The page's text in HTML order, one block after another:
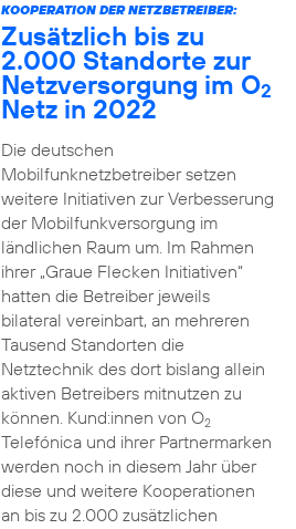
KOOPERATION DER NETZBETREIBER:
Zusätzlich bis zu
2.000 Standorte zur
Netzversorgung im O2
Netz in 2022
Die deutschen
Mobilfunknetzbetreiber setzen
weitere Initiativen zur Verbesserung
der Mobilfunkversorgung im
ländlichen Raum um. Im Rahmen
ihrer „Graue Flecken Initiativen“
hatten die Betreiber jeweils
bilateral vereinbart, an mehreren
Tausend Standorten die
Netztechnik des dort bislang allein
aktiven Betreibers mitnutzen zu
können. Kund:innen von O2
Telefónica und ihrer Partnermarken
werden noch in diesem Jahr über
diese und weitere Kooperationen
an bis zu 2.000 zusätzlichen